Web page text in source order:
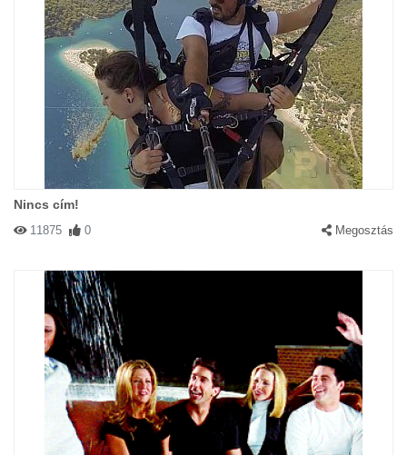
Nincs cím!
11875 0 Megosztás